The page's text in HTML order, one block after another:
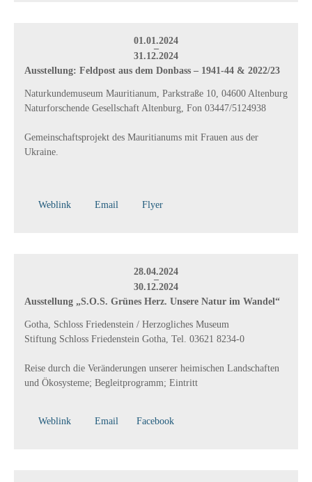
01.01.2024
–
31.12.2024
Ausstellung: Feldpost aus dem Donbass – 1941-44 & 2022/23
Naturkundemuseum Mauritianum, Parkstraße 10, 04600 Altenburg
Naturforschende Gesellschaft Altenburg, Fon 03447/5124938
Gemeinschaftsprojekt des Mauritianums mit Frauen aus der
Ukraine.
Weblink Email Flyer
28.04.2024
–
30.12.2024
Ausstellung „S.O.S. Grünes Herz. Unsere Natur im Wandel“
Gotha, Schloss Friedenstein / Herzogliches Museum
Stiftung Schloss Friedenstein Gotha, Tel. 03621 8234-0
Reise durch die Veränderungen unserer heimischen Landschaften
und Ökosysteme; Begleitprogramm; Eintritt
Weblink Email Facebook